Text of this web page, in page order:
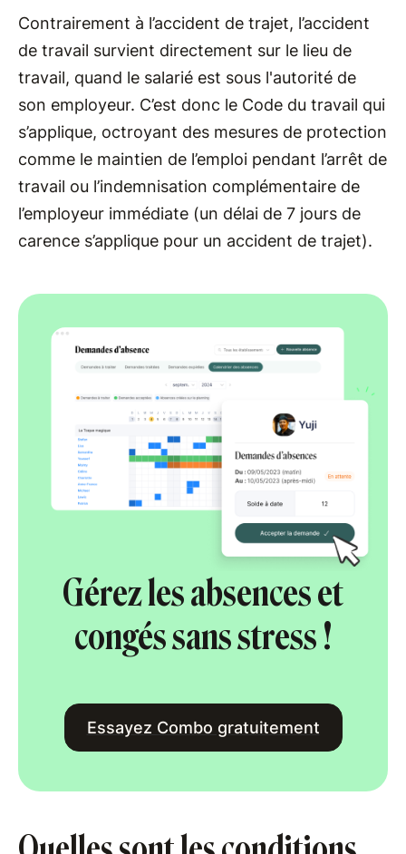
Contrairement à l’accident de trajet, l’accident
de travail survient directement sur le lieu de
travail, quand le salarié est sous l'autorité de
son employeur. C’est donc le Code du travail qui
s’applique, octroyant des mesures de protection
comme le maintien de l’emploi pendant l’arrêt de
travail ou l’indemnisation complémentaire de
l’employeur immédiate (un délai de 7 jours de
carence s’applique pour un accident de trajet).
Gérez les absences et
congés sans stress !
Essayez Combo gratuitement